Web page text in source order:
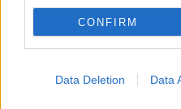
CONFIRM
Data Deletion Data
Aszály és hőség: